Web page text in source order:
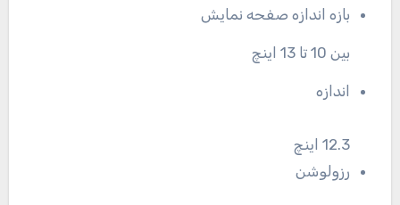
بازه اندازه صفحه نمایش
بین 10 تا 13 اینچ
اندازه
12.3 اینچ
رزولوشن